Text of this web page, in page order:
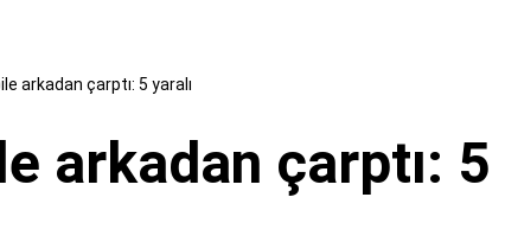
arkadan çarptı: 5 yaralı
arkadan çarptı: 5